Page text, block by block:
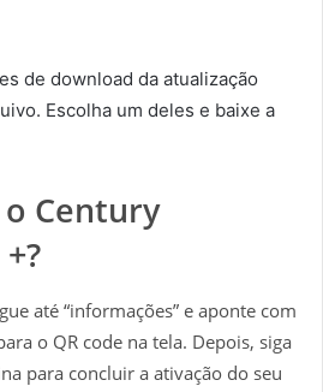
de download da atualização
Escolha um deles e baixe a
Century
até “informações” e aponte com
o QR code na tela. Depois, siga
para concluir a ativação do seu